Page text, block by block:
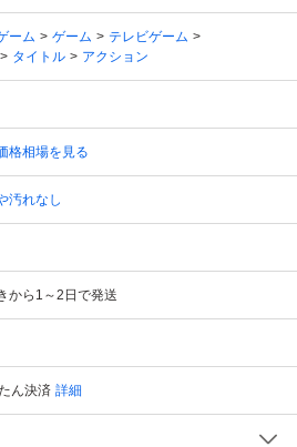
ーム ゲーム
テレビゲーム
タイトル アクション
格相場を見る
汚れなし
から1～2日で発送
ん決済 詳細